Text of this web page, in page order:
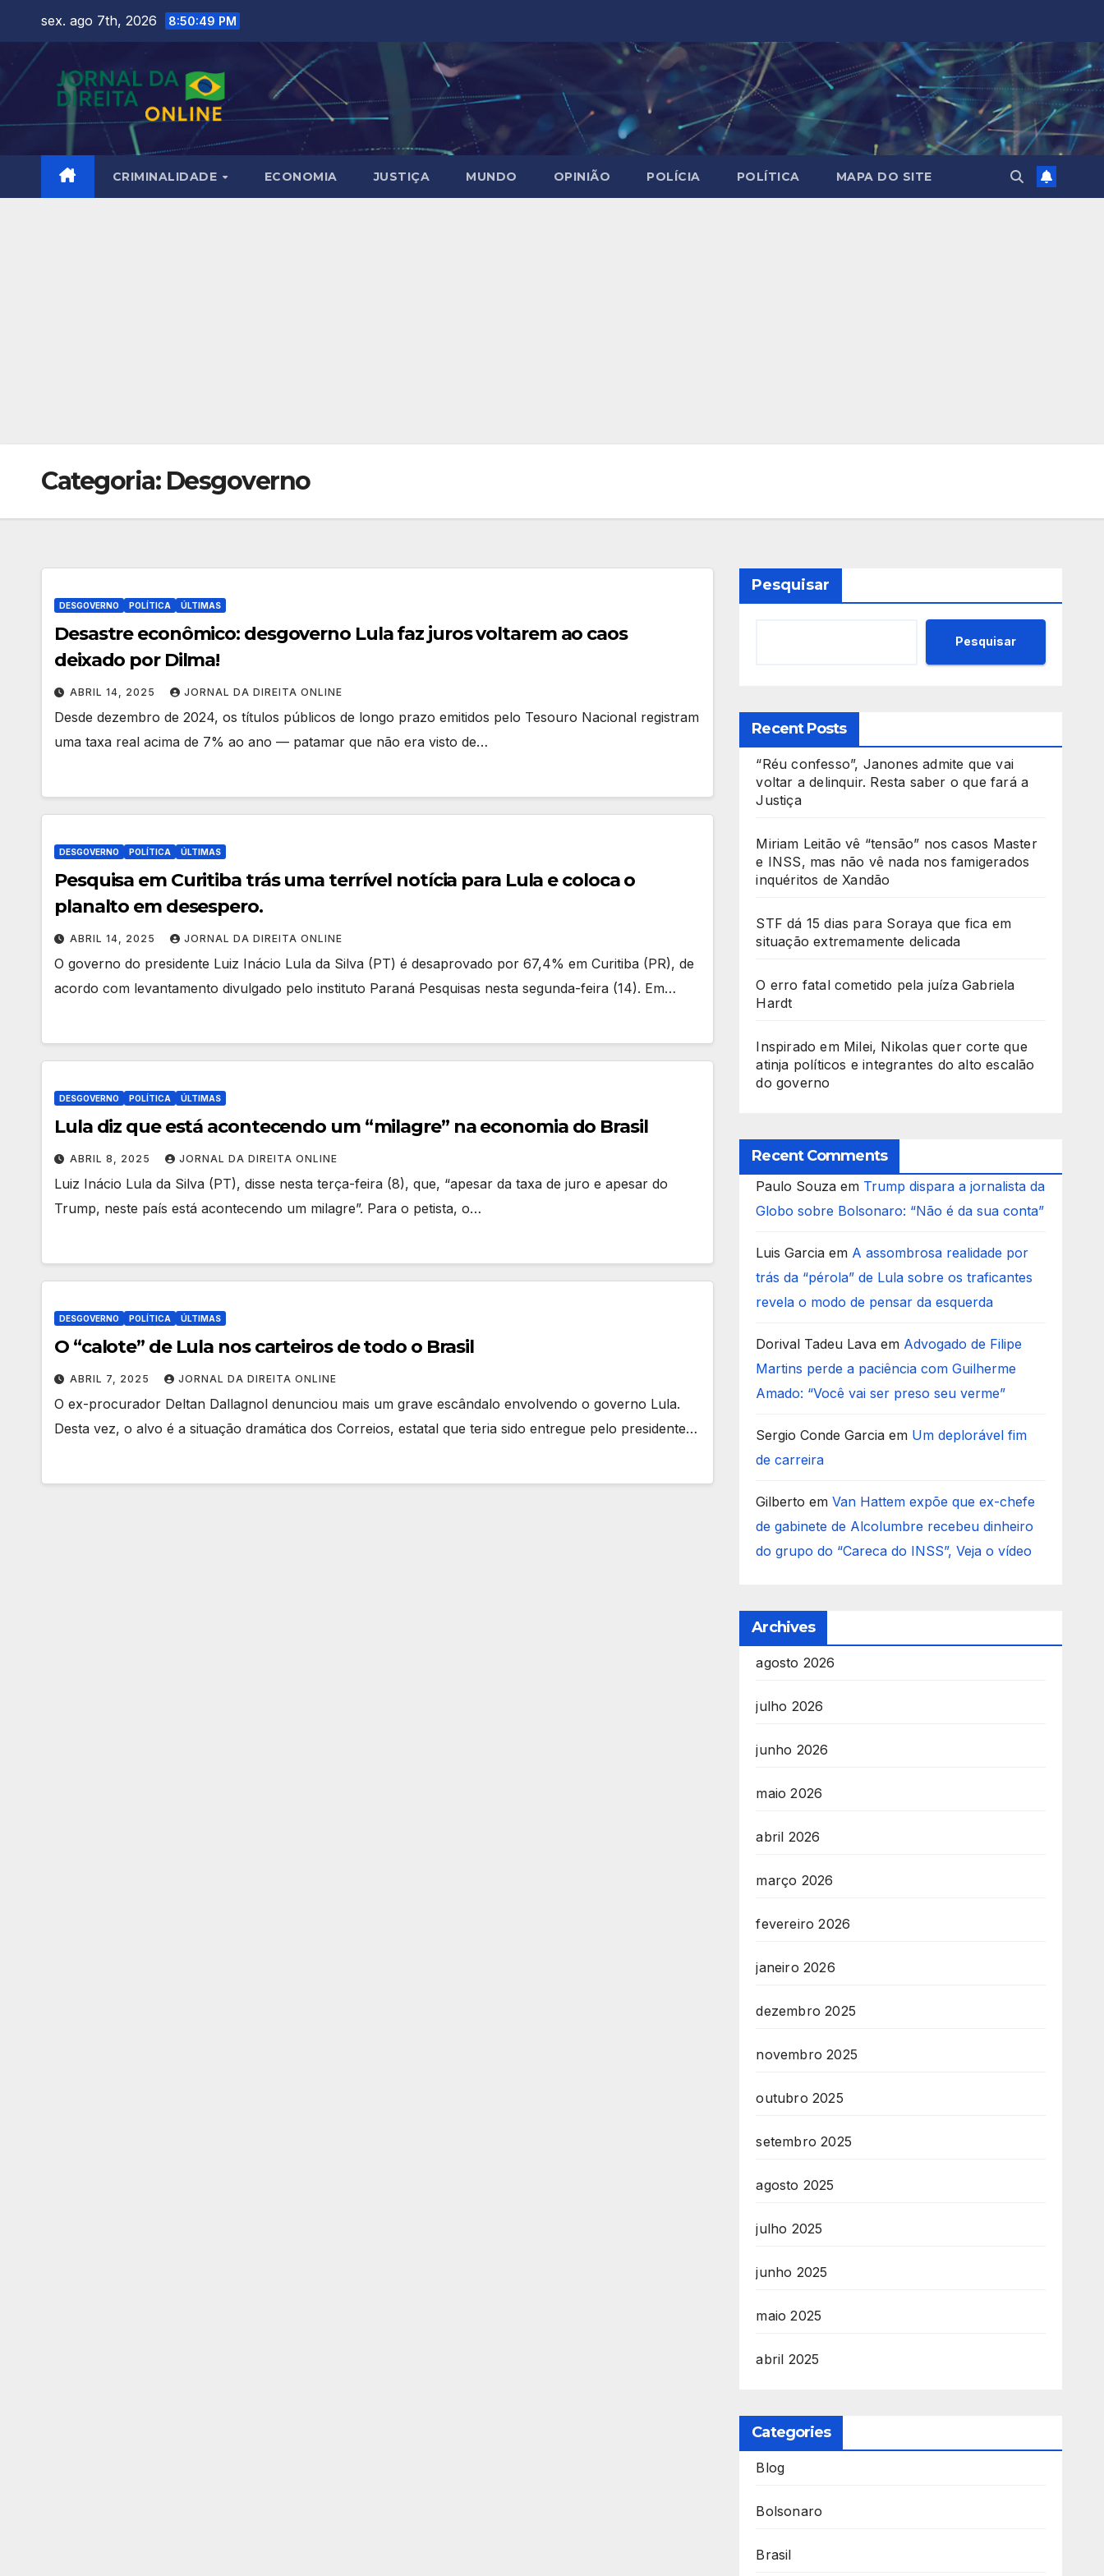
content
sex. ago 7th, 2026 8:50:50 PM
CRIMINALIDADE ECONOMIA JUSTIÇA MUNDO OPINIÃO POLÍCIA POLÍTICA MAPA DO SITE
Categoria: Desgoverno
DESGOVERNO POLÍTICA ÚLTIMAS
Desastre econômico: desgoverno Lula faz juros voltarem ao caos
deixado por Dilma!
ABRIL 14, 2025 JORNAL DA DIREITA ONLINE
Desde dezembro de 2024, os títulos públicos de longo prazo emitidos pelo Tesouro Nacional registram
uma taxa real acima de 7% ao ano — patamar que não era visto de…
DESGOVERNO POLÍTICA ÚLTIMAS
Pesquisa em Curitiba trás uma terrível notícia para Lula e coloca o
planalto em desespero.
ABRIL 14, 2025 JORNAL DA DIREITA ONLINE
O governo do presidente Luiz Inácio Lula da Silva (PT) é desaprovado por 67,4% em Curitiba (PR), de
acordo com levantamento divulgado pelo instituto Paraná Pesquisas nesta segunda-feira (14). Em…
DESGOVERNO POLÍTICA ÚLTIMAS
Lula diz que está acontecendo um “milagre” na economia do Brasil
ABRIL 8, 2025 JORNAL DA DIREITA ONLINE
Luiz Inácio Lula da Silva (PT), disse nesta terça-feira (8), que, “apesar da taxa de juro e apesar do
Trump, neste país está acontecendo um milagre”. Para o petista, o…
DESGOVERNO POLÍTICA ÚLTIMAS
O “calote” de Lula nos carteiros de todo o Brasil
ABRIL 7, 2025 JORNAL DA DIREITA ONLINE
O ex-procurador Deltan Dallagnol denunciou mais um grave escândalo envolvendo o governo Lula.
Desta vez, o alvo é a situação dramática dos Correios, estatal que teria sido entregue pelo presidente…
Pesquisar
Pesquisar
Recent Posts
“Réu confesso”, Janones admite que vai
voltar a delinquir. Resta saber o que fará a
Justiça
Miriam Leitão vê “tensão” nos casos Master
e INSS, mas não vê nada nos famigerados
inquéritos de Xandão
STF dá 15 dias para Soraya que fica em
situação extremamente delicada
O erro fatal cometido pela juíza Gabriela
Hardt
Inspirado em Milei, Nikolas quer corte que
atinja políticos e integrantes do alto escalão
do governo
Recent Comments
Paulo Souza em Trump dispara a jornalista da
Globo sobre Bolsonaro: “Não é da sua conta”
Luis Garcia em A assombrosa realidade por
trás da “pérola” de Lula sobre os traficantes
revela o modo de pensar da esquerda
Dorival Tadeu Lava em Advogado de Filipe
Martins perde a paciência com Guilherme
Amado: “Você vai ser preso seu verme”
Sergio Conde Garcia em Um deplorável fim
de carreira
Gilberto emVan Hattem expõe que ex-chefe
de gabinete de Alcolumbre recebeu dinheiro
do grupo do “Careca do INSS”, Veja o vídeo
Archives
agosto 2026
julho 2026
junho 2026
maio 2026
abril 2026
março 2026
fevereiro 2026
janeiro 2026
dezembro 2025
novembro 2025
outubro 2025
setembro 2025
agosto 2025
julho 2025
junho 2025
maio 2025
abril 2025
Categories
Blog
Bolsonaro
Brasil